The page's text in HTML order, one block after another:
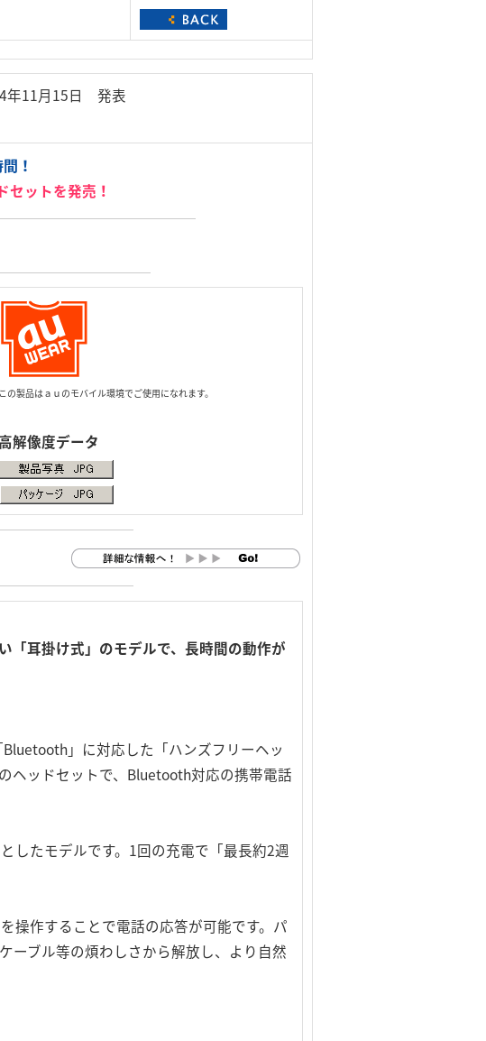
年11月15日 発表
！
ットを発売！
この製品はａｕのモバイル環境でご使用になれます。
高解像度データ
耳掛け式」のモデルで、長時間の動作が
」に対応した「ハンズフリーヘッ
ヘッドセットで、Bluetooth対応の携帯電話
したモデルです。1回の充電で「最長約2週
操作することで電話の応答が可能です。パ
ーブル等の煩わしさから解放し、より自然